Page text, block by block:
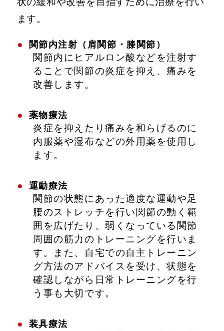
ます。
関節内注射（肩関節・膝関節）
関節内にヒアルロン酸などを注射す
ることで関節の炎症を抑え、痛みを
改善します。
薬物療法
炎症を抑えたり痛みを和らげるのに
内服薬や湿布などの外用薬を使用し
ます。
運動療法
関節の状態にあった適度な運動や足
腰のストレッチを行い関節の動く範
囲を広げたり、弱くなっている関節
周囲の筋力のトレーニングを行いま
す。また、自宅での自主トレーニン
グ方法のアドバイスを受け、状態を
確認しながら日常トレーニングを行
う事も大切です。
装具療法